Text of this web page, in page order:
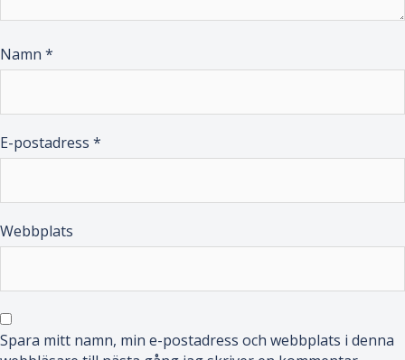
Namn *
E-postadress *
Webbplats
Spara mitt namn, min e-postadress och webbplats i denna